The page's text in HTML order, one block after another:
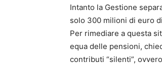
Intanto la Gestione
solo 300 milioni di euro
Per rimediare a questa
equa delle pensioni,
contributi “silenti”,